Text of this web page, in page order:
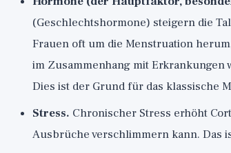
(Geschlechtshormone) steigern die
Frauen oft um die Menstruation
im Zusammenhang mit Erkrankungen
Dies ist der Grund für das klassische
Stress. Chronischer Stress erhöht
Ausbrüche verschlimmern kann. Das